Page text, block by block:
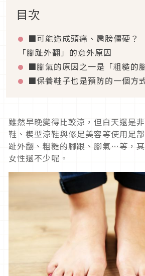
目次
■可能造成頭痛、肩膀僵硬？
「腳趾外翻」的意外原因
■腳氣的原因之一是「粗糙的
■保養鞋子也是預防的一個方
雖然早晚變得比較涼，但白天還是
鞋、楔型涼鞋與修足美容等使用足
趾外翻、粗糙的腳跟、腳氣…等，
女性還不少呢。